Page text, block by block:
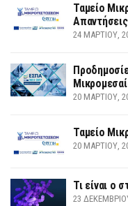
Ταμείο
Απαντήσεις
24 ΜΑΡΤΊΟΥ,
20 ΜΑΡΤΊΟΥ,
Ταμείο
20 ΜΑΡΤΊΟΥ,
Τι είναι ο
23